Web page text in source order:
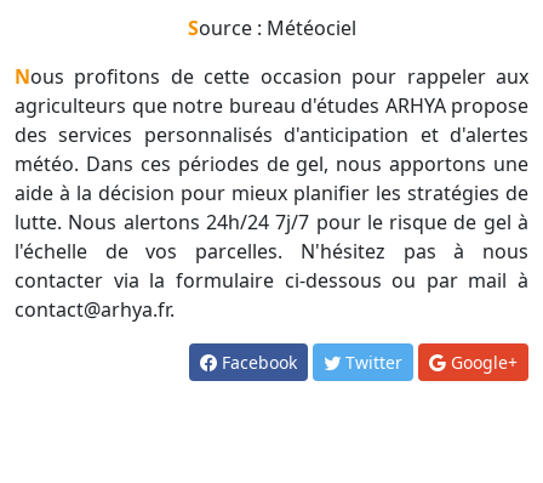
Source : Météociel
Nous profitons de cette occasion pour rappeler aux
agriculteurs que notre bureau d'études ARHYA propose
des services personnalisés d'anticipation et d'alertes
météo. Dans ces périodes de gel, nous apportons une
aide à la décision pour mieux planifier les stratégies de
lutte. Nous alertons 24h/24 7j/7 pour le risque de gel à
l'échelle de vos parcelles. N'hésitez pas à nous
contacter via la formulaire ci-dessous ou par mail à
contact@arhya.fr.
Facebook Twitter Google+